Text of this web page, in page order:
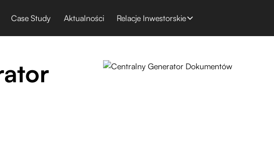
Case Study Aktualności Relacje Inwestorskie